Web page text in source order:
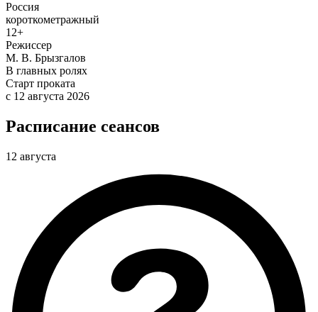
Россия
короткометражный
12+
Режиссер
М. В. Брызгалов
В главных ролях
Старт проката
c 12 августа 2026
Расписание сеансов
12 августа